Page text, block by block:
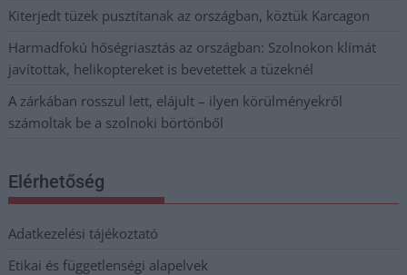
Kiterjedt tüzek pusztítanak az országban, köztük Karcagon
Harmadfokú hőségriasztás az országban: Szolnokon klímát
javítottak, helikoptereket is bevetettek a tüzeknél
A zárkában rosszul lett, elájult – ilyen körülményekről
számoltak be a szolnoki börtönből
Elérhetőség
Adatkezelési tájékoztató
Etikai és függetlenségi alapelvek